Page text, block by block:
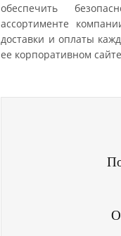
обеспечить
ассортименте
доставки и оплаты
ее корпоративном